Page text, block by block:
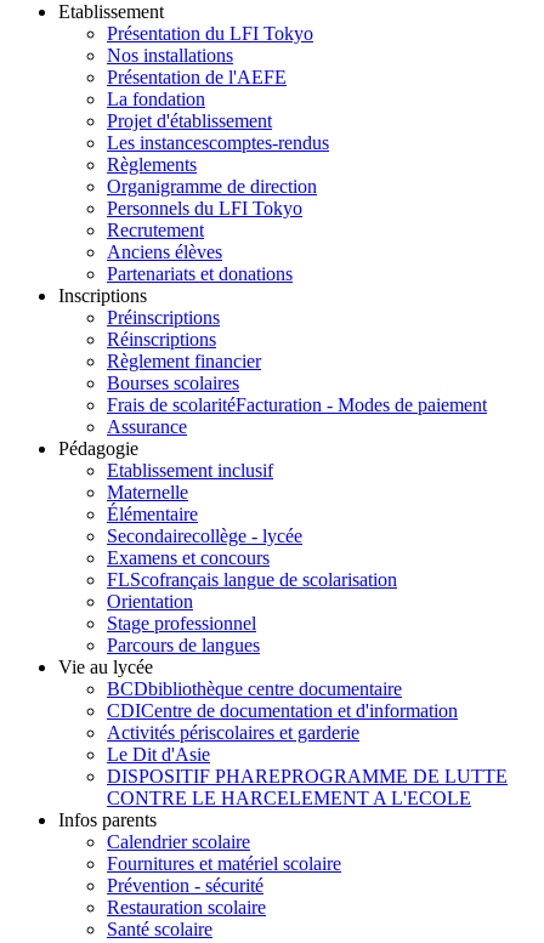
Etablissement
Présentation du LFI Tokyo
Nos installations
Présentation de l'AEFE
La fondation
Projet d'établissement
Les instancescomptes-rendus
Règlements
Organigramme de direction
Personnels du LFI Tokyo
Recrutement
Anciens élèves
Partenariats et donations
Inscriptions
Préinscriptions
Réinscriptions
Règlement financier
Bourses scolaires
Frais de scolaritéFacturation - Modes de paiement
Assurance
Pédagogie
Etablissement inclusif
Maternelle
Élémentaire
Secondairecollège - lycée
Examens et concours
FLScofrançais langue de scolarisation
Orientation
Stage professionnel
Parcours de langues
Vie au lycée
BCDbibliothèque centre documentaire
CDICentre de documentation et d'information
Activités périscolaires et garderie
Le Dit d'Asie
DISPOSITIF PHAREPROGRAMME DE LUTTE
CONTRE LE HARCELEMENT A L'ECOLE
Infos parents
Calendrier scolaire
Fournitures et matériel scolaire
Prévention - sécurité
Restauration scolaire
Santé scolaire